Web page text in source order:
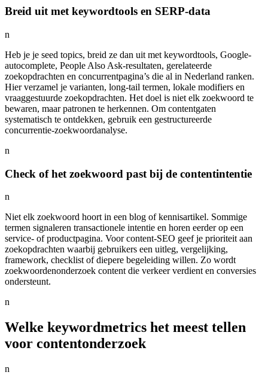
Breid uit met keywordtools en SERP-data
n
Heb je je seed topics, breid ze dan uit met keywordtools, Google-
autocomplete, People Also Ask-resultaten, gerelateerde
zoekopdrachten en concurrentpagina’s die al in Nederland ranken.
Hier verzamel je varianten, long-tail termen, lokale modifiers en
vraaggestuurde zoekopdrachten. Het doel is niet elk zoekwoord te
bewaren, maar patronen te herkennen. Om contentgaten
systematisch te ontdekken, gebruik een gestructureerde
concurrentie-zoekwoordanalyse.
n
Check of het zoekwoord past bij de contentintentie
n
Niet elk zoekwoord hoort in een blog of kennisartikel. Sommige
termen signaleren transactionele intentie en horen eerder op een
service- of productpagina. Voor content-SEO geef je prioriteit aan
zoekopdrachten waarbij gebruikers een uitleg, vergelijking,
framework, checklist of diepere begeleiding willen. Zo wordt
zoekwoordenonderzoek content die verkeer verdient en conversies
ondersteunt.
n
Welke keywordmetrics het meest tellen
voor contentonderzoek
n